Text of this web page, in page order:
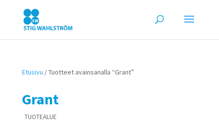
Etusivu / Tuotteet avainsanalla “Grant”
Grant